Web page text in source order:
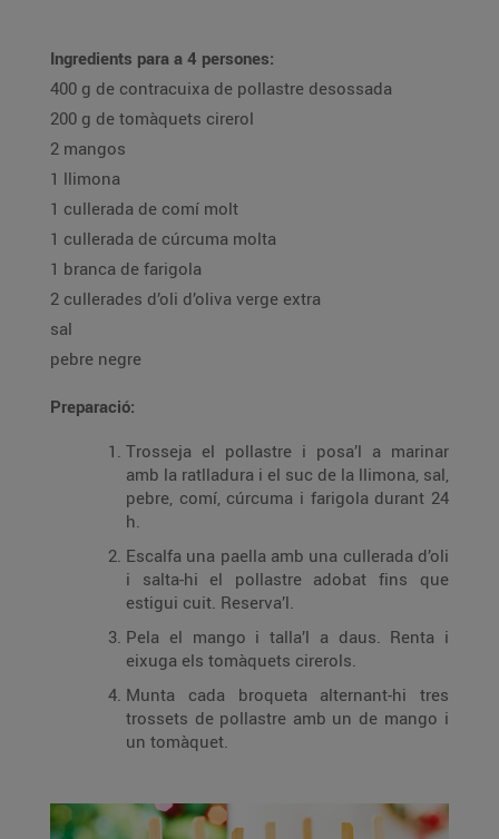
Ingredients para a 4 persones:
400 g de contracuixa de pollastre desossada
200 g de tomàquets cirerol
2 mangos
1 llimona
1 cullerada de comí molt
1 cullerada de cúrcuma molta
1 branca de farigola
2 cullerades d’oli d’oliva verge extra
sal
pebre negre
Preparació:
Trosseja el pollastre i posa’l a marinar
amb la ratlladura i el suc de la llimona, sal,
pebre, comí, cúrcuma i farigola durant 24
h.
Escalfa una paella amb una cullerada d’oli
i salta-hi el pollastre adobat fins que
estigui cuit. Reserva’l.
Pela el mango i talla’l a daus. Renta i
eixuga els tomàquets cirerols.
Munta cada broqueta alternant-hi tres
trossets de pollastre amb un de mango i
un tomàquet.